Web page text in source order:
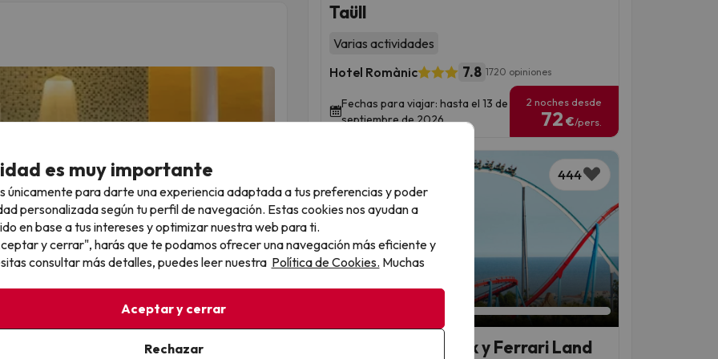
tendrás incluido1 acceso de 1 hora al spa del
un momento de relax a tu escapada!
& Spa, es un espacio pensado para
de bienestar en plena Costa del Maresme.
y espacios de relax para ayudarte a
con piscina climatizada de agua salada,
fría y caliente, cascadas, sauna seca, baño
Taüll
Varias actividades
Hotel Romànic
7.8 1720 opiniones
Fechas para viajar: hasta el 13 de
septiembre de 2026.
2 noches desde
72 €/pers.
444
Quedan 2 días 1 hora
PortAventura Park y Ferrari Land
es muy importante
únicamente para darte una experiencia adaptada a tus preferencias y poder
personalizada según tu perfil de navegación. Estas cookies nos ayudan a
en base a tus intereses y optimizar nuestra web para ti.
y cerrar", harás que te podamos ofrecer una navegación más eficiente y
consultar más detalles, puedes leer nuestra Política de Cookies. Muchas
Aceptar y cerrar
Rechazar